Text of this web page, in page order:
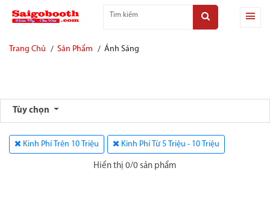
Trang Chủ Sản Phẩm Ánh Sáng
Tùy chọn
Kinh Phí Trên 10 Triệu Kinh Phí Từ 5 Triệu - 10 Triệu
Hiển thị 0/0 sản phẩm